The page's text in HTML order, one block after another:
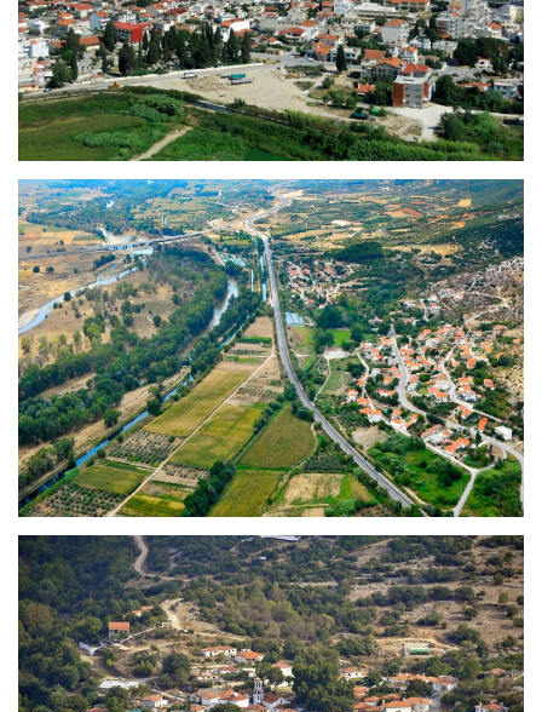
Χρυσούπολη
Ξεριάς – Αβραμυλιά – Διαλεκτό
– Παράδεισος